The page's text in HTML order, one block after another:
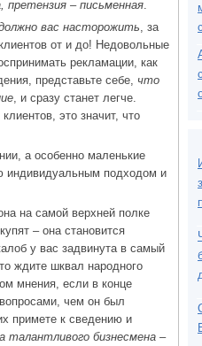
претензия – письменная.
вас насторожить, за
от и до! Недовольные
рекламации, как
представьте себе, что
, и сразу станет легче.
это значит, что
а особенно маленькие
индивидуальным подходом и
на самой верхней полке
– она становится
у вас задвинута в самый
ждите шквал народного
мнения, если в конце
чем он был
примете к сведению и
талантливого бизнесмена –